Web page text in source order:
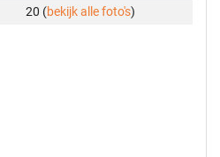
20 (bekijk alle foto's)